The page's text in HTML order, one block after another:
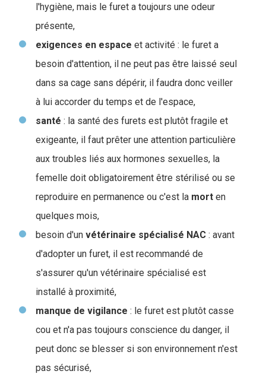
l'hygiène, mais le furet a toujours une odeur
présente,
exigences en espace et activité : le furet a
besoin d'attention, il ne peut pas être laissé seul
dans sa cage sans dépérir, il faudra donc veiller
à lui accorder du temps et de l'espace,
santé : la santé des furets est plutôt fragile et
exigeante, il faut prêter une attention particulière
aux troubles liés aux hormones sexuelles, la
femelle doit obligatoirement être stérilisé ou se
reproduire en permanence ou c'est la mort en
quelques mois,
besoin d'un vétérinaire spécialisé NAC : avant
d'adopter un furet, il est recommandé de
s'assurer qu'un vétérinaire spécialisé est
installé à proximité,
manque de vigilance : le furet est plutôt casse
cou et n'a pas toujours conscience du danger, il
peut donc se blesser si son environnement n'est
pas sécurisé,